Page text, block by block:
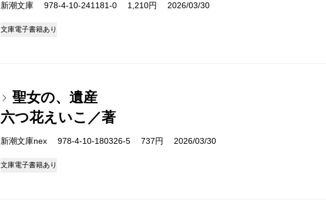
新潮文庫 978-4-10-241181-0 1,210円 2026/03/30
文庫電子書籍あり
聖女の、遺産
六つ花えいこ／著
新潮文庫nex 978-4-10-180326-5 737円 2026/03/30
文庫電子書籍あり